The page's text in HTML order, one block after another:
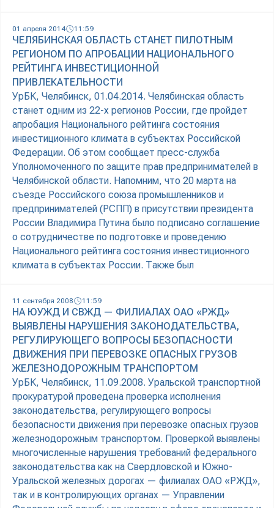
01 апреля 2014 11:59
ЧЕЛЯБИНСКАЯ ОБЛАСТЬ СТАНЕТ ПИЛОТНЫМ
РЕГИОНОМ ПО АПРОБАЦИИ НАЦИОНАЛЬНОГО
РЕЙТИНГА ИНВЕСТИЦИОННОЙ
ПРИВЛЕКАТЕЛЬНОСТИ
УрБК, Челябинск, 01.04.2014. Челябинская область
станет одним из 22-х регионов России, где пройдет
апробация Национального рейтинга состояния
инвестиционного климата в субъектах Российской
Федерации. Об этом сообщает пресс-служба
Уполномоченного по защите прав предпринимателей в
Челябинской области. Напомним, что 20 марта на
съезде Российского союза промышленников и
предпринимателей (РСПП) в присутствии президента
России Владимира Путина было подписано соглашение
о сотрудничестве по подготовке и проведению
Национального рейтинга состояния инвестиционного
климата в субъектах России. Также был
11 сентября 2008 11:59
НА ЮУЖД И СВЖД — ФИЛИАЛАХ ОАО «РЖД»
ВЫЯВЛЕНЫ НАРУШЕНИЯ ЗАКОНОДАТЕЛЬСТВА,
РЕГУЛИРУЮЩЕГО ВОПРОСЫ БЕЗОПАСНОСТИ
ДВИЖЕНИЯ ПРИ ПЕРЕВОЗКЕ ОПАСНЫХ ГРУЗОВ
ЖЕЛЕЗНОДОРОЖНЫМ ТРАНСПОРТОМ
УрБК, Челябинск, 11.09.2008. Уральской транспортной
прокуратурой проведена проверка исполнения
законодательства, регулирующего вопросы
безопасности движения при перевозке опасных грузов
железнодорожным транспортом. Проверкой выявлены
многочисленные нарушения требований федерального
законодательства как на Свердловской и Южно-
Уральской железных дорогах — филиалах ОАО «РЖД»,
так и в контролирующих органах — Управлении